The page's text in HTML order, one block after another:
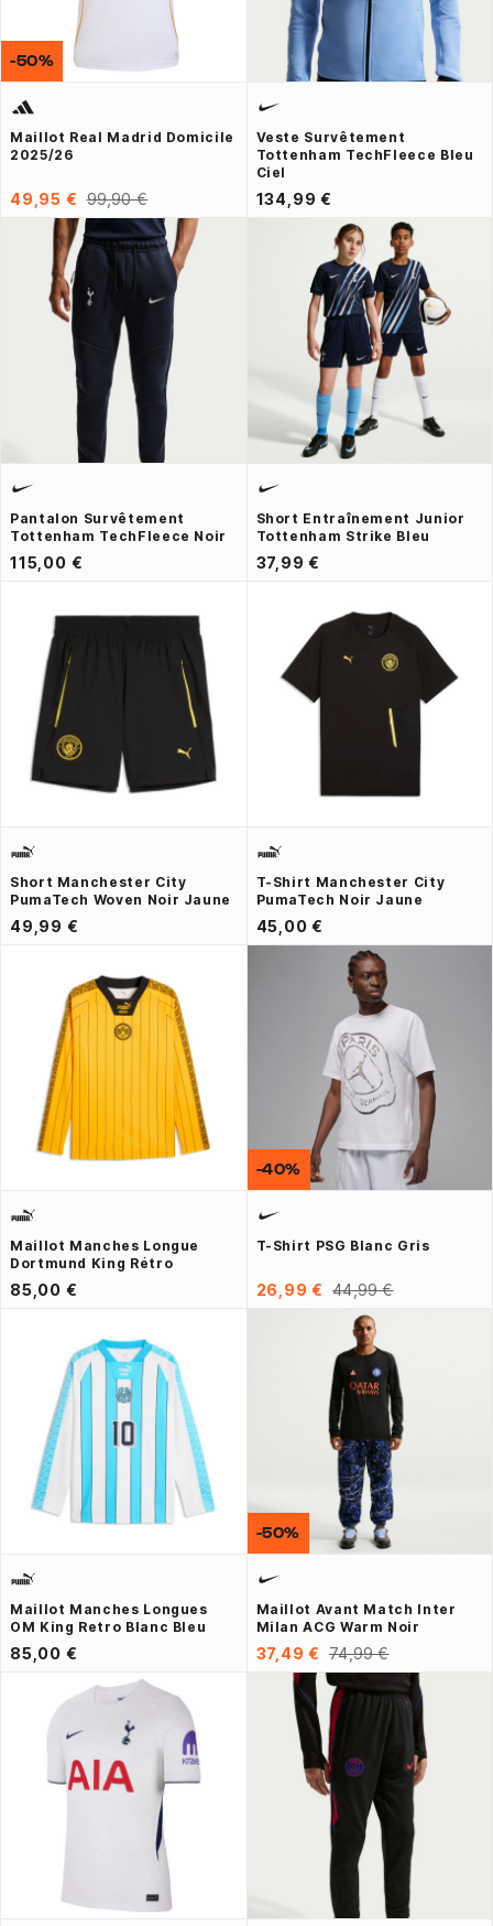
Maillot Real Madrid Domicile
2025/26
49,95 € 99,90 €
-50%
Veste Survêtement
Tottenham TechFleece Bleu
Ciel
134,99 €
Pantalon Survêtement
Tottenham TechFleece Noir
115,00 €
Short Entraînement Junior
Tottenham Strike Bleu
37,99 €
Short Manchester City
PumaTech Woven Noir Jaune
49,99 €
T-Shirt Manchester City
PumaTech Noir Jaune
45,00 €
Maillot Manches Longue
Dortmund King Rétro
85,00 €
T-Shirt PSG Blanc Gris
26,99 € 44,99 €
-40%
Maillot Manches Longues
OM King Retro Blanc Bleu
85,00 €
Maillot Avant Match Inter
Milan ACG Warm Noir
37,49 € 74,99 €
-50%